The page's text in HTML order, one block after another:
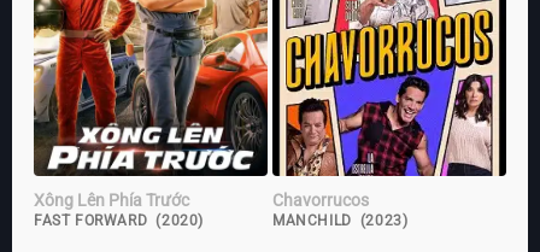
Xông Lên Phía Trước
FAST FORWARD (2020)
Chavorrucos
MANCHILD (2023)